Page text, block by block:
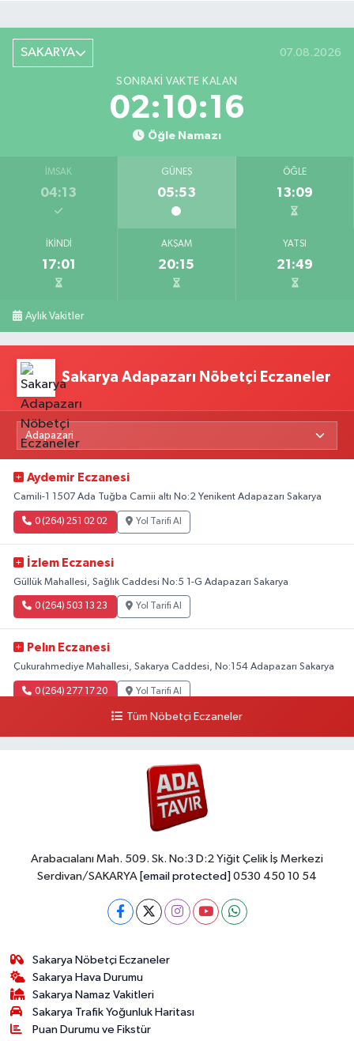
SAKARYA 07.08.2026
SONRAKI VAKTE KALAN
02:10:16
Öğle Namazı
İMSAK
04:13
GÜNEŞ
05:53
ÖĞLE
13:09
İKINDI
17:01
AKŞAM
20:15
YATSI
21:49
Aylık Vakitler
Sakarya Adapazarı Nöbetçi Eczaneler
Aydemir Eczanesi
Camili-1 1507 Ada Tuğba Camii altı No:2 Yenikent Adapazarı Sakarya
0 (264) 251 02 02 Yol Tarifi Al
İzlem Eczanesi
Güllük Mahallesi, Sağlık Caddesi No:5 1-G Adapazarı Sakarya
0 (264) 503 13 23 Yol Tarifi Al
Pelın Eczanesi
Çukurahmediye Mahallesi, Sakarya Caddesi, No:154 Adapazarı Sakarya
0 (264) 277 17 20 Yol Tarifi Al
Tüm Nöbetçi Eczaneler
Arabacıalanı Mah. 509. Sk. No:3 D:2 Yiğit Çelik İş Merkezi
Serdivan/SAKARYA [email protected] 0530 450 10 54
Sakarya Nöbetçi Eczaneler
Sakarya Hava Durumu
Sakarya Namaz Vakitleri
Sakarya Trafik Yoğunluk Haritası
Puan Durumu ve Fikstür